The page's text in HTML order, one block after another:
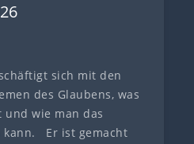
sich mit den
des Glaubens, was
und wie man das
kann. Er ist gemacht